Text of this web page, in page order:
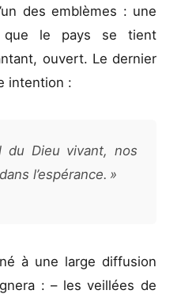
des emblèmes : une
que le pays se tient
ouvert. Le dernier
intention :
du Dieu vivant, nos
l’espérance. »
à une large diffusion
: – les veillées de